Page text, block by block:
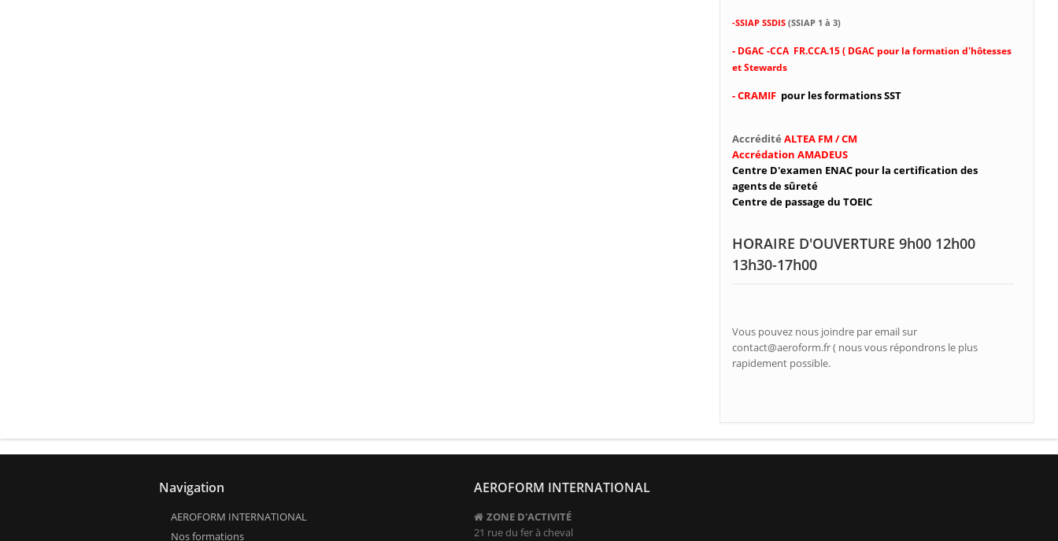
-SSIAP SSDIS(SSIAP 1 à 3)
- DGAC -CCA FR.CCA.15 ( DGAC pour la formation d'hôtesses
et Stewards
- CRAMIF pour les formations SST
AccréditéALTEA FM / CM
Accrédation AMADEUS
Centre D'examen ENAC pour la certification des
agents de sûreté
Centre de passage du TOEIC
HORAIRE D'OUVERTURE 9h00 12h00
13h30-17h00
Vous pouvez nous joindre par email sur
contact@aeroform.fr ( nous vous répondrons le plus
rapidement possible.
Navigation
AEROFORM INTERNATIONAL
Nos formations
AEROFORM INTERNATIONAL
ZONE D'ACTIVITÉ
21 rue du fer à cheval